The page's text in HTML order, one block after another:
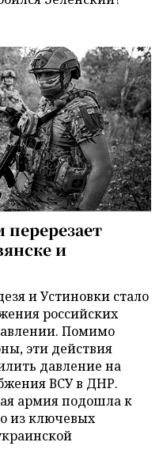
перерезает
и
и Устиновки стало
российских
Помимо
эти действия
давление на
ВСУ в ДНР.
армия подошла к
из ключевых